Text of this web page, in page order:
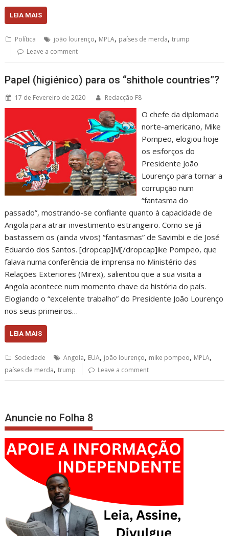
LEIA MAIS
Política joão lourenço, MPLA, países de merda,trump
Leave a comment
Papel (higiénico) para os “shithole countries”?
17 de Fevereiro de 2020 Redacção F8
O chefe da diplomacia
norte-americano, Mike
Pompeo, elogiou hoje
os esforços do
Presidente João
Lourenço para tornar a
corrupção num
“fantasma do
passado”, mostrando-se confiante quanto à capacidade de
Angola para atrair investimento estrangeiro. Como se já
bastassem os (ainda vivos) “fantasmas” de Savimbi e de José
Eduardo dos Santos. [dropcap]M[/dropcap]ike Pompeo, que
falava numa conferência de imprensa no Ministério das
Relações Exteriores (Mirex), salientou que a sua visita a
Angola acontece num momento chave da história do país.
Elogiando o “excelente trabalho” do Presidente João Lourenço
nos seus primeiros…
LEIA MAIS
Sociedade Angola, EUA, joão lourenço, mike pompeo, MPLA,
países de merda,trump Leave a comment
Anuncie no Folha 8